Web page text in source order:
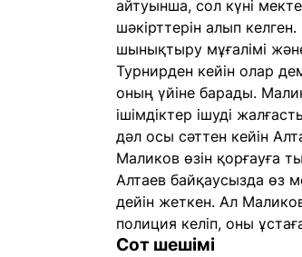
айтуынша, сол күні
шәкірттерін алып
шынықтыру мұғалімі
Турнирден кейін олар
оның үйіне барады.
ішімдіктер ішуді
дәл осы сәттен кейін
Маликов өзін қорғауға
Алтаев байқаусызда өз
дейін жеткен. Ал
полиция келіп, оны
Сот шешімі